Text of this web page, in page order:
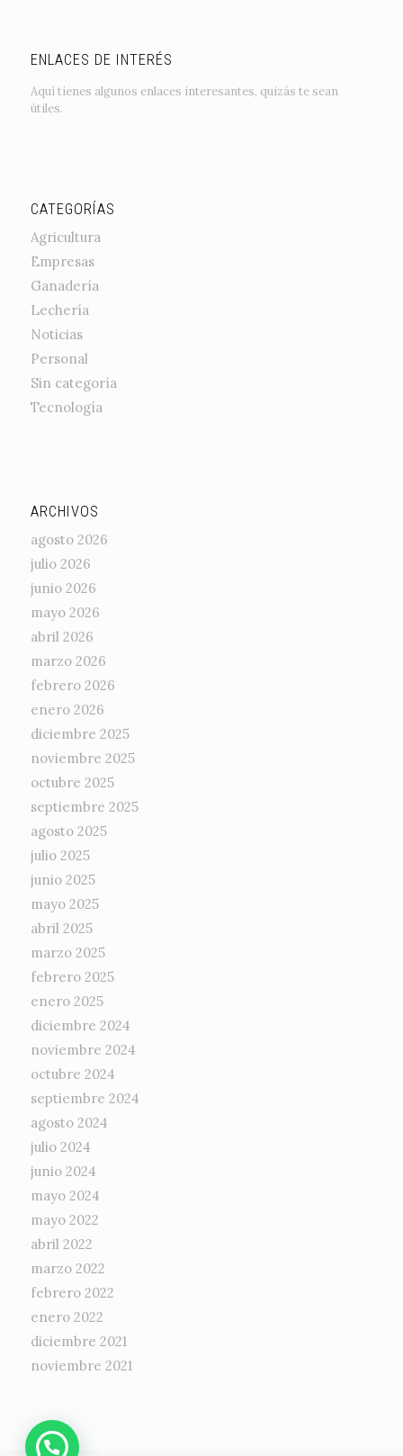
ENLACES DE INTERÉS
Aquí tienes algunos enlaces interesantes, quizás te sean
útiles.
CATEGORÍAS
Agricultura
Empresas
Ganadería
Lechería
Noticias
Personal
Sin categoría
Tecnología
ARCHIVOS
agosto 2026
julio 2026
junio 2026
mayo 2026
abril 2026
marzo 2026
febrero 2026
enero 2026
diciembre 2025
noviembre 2025
octubre 2025
septiembre 2025
agosto 2025
julio 2025
junio 2025
mayo 2025
abril 2025
marzo 2025
febrero 2025
enero 2025
diciembre 2024
noviembre 2024
octubre 2024
septiembre 2024
agosto 2024
julio 2024
junio 2024
mayo 2024
mayo 2022
abril 2022
marzo 2022
febrero 2022
enero 2022
diciembre 2021
noviembre 2021